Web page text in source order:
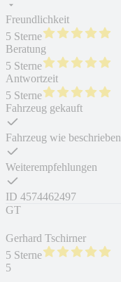
Freundlichkeit
5 Sterne
Beratung
5 Sterne
Antwortzeit
5 Sterne
Fahrzeug gekauft
Fahrzeug wie beschrieben
Weiterempfehlungen
ID 4574462497
GT
Gerhard Tschirner
5 Sterne
5